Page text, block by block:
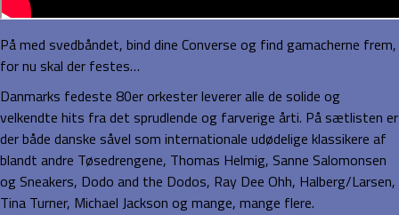
På med svedbåndet, bind dine Converse og find gamacherne frem,
for nu skal der festes…
Danmarks fedeste 80er orkester leverer alle de solide og
velkendte hits fra det sprudlende og farverige årti. På sætlisten er
der både danske såvel som internationale udødelige klassikere af
blandt andre Tøsedrengene, Thomas Helmig, Sanne Salomonsen
og Sneakers, Dodo and the Dodos, Ray Dee Ohh, Halberg/Larsen,
Tina Turner, Michael Jackson og mange, mange flere.